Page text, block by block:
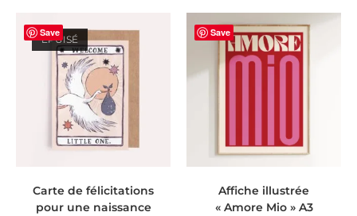
Save
ÉPUISÉ
Carte de félicitations
pour une naissance
Save
Affiche illustrée
« Amore Mio » A3